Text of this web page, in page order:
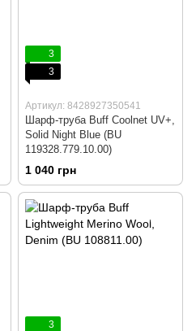
3
3
Артикул: 8428927350541
Шарф-труба Buff Coolnet UV+,
Solid Night Blue (BU
119328.779.10.00)
1 040 грн
3